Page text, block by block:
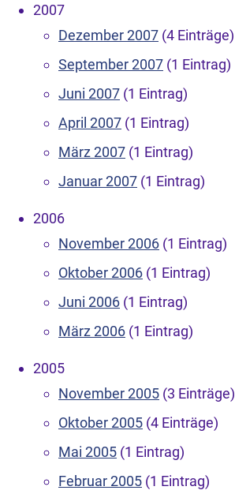
2007
Dezember 2007 (4 Einträge)
September 2007 (1 Eintrag)
Juni 2007 (1 Eintrag)
April 2007 (1 Eintrag)
März 2007 (1 Eintrag)
Januar 2007 (1 Eintrag)
2006
November 2006 (1 Eintrag)
Oktober 2006 (1 Eintrag)
Juni 2006 (1 Eintrag)
März 2006 (1 Eintrag)
2005
November 2005 (3 Einträge)
Oktober 2005 (4 Einträge)
Mai 2005 (1 Eintrag)
Februar 2005 (1 Eintrag)